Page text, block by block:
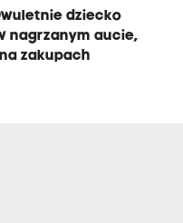
dziecko
nagrzanym aucie,
zakupach